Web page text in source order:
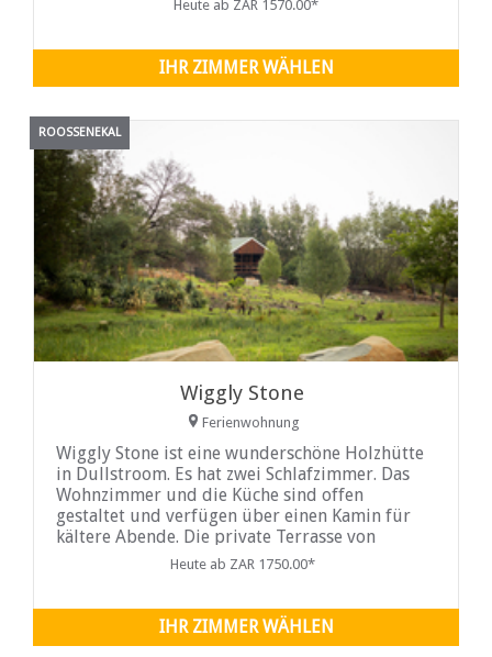
Heute ab ZAR 1570.00*
IHR ZIMMER WÄHLEN
ROOSSENEKAL
Wiggly Stone
Ferienwohnung
Wiggly Stone ist eine wunderschöne Holzhütte
in Dullstroom. Es hat zwei Schlafzimmer. Das
Wohnzimmer und die Küche sind offen
gestaltet und verfügen über einen Kamin für
kältere Abende. Die private Terrasse von
Wiggly Stone mit tragbarem Braai und
Heute ab ZAR 1750.00*
IHR ZIMMER WÄHLEN